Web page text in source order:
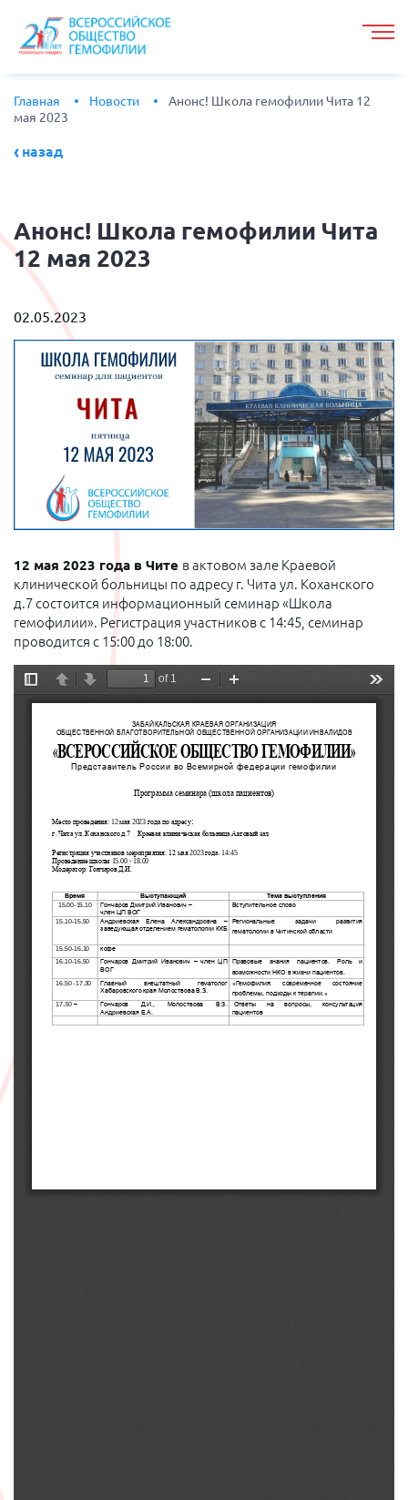
Главная Новости
Анонс! Школа гемофилии Чита 12
мая 2023
назад
Анонс! Школа гемофилии Чита
12 мая 2023
02.05.2023
12 мая 2023 года в Чите в актовом зале Краевой
клинической больницы по адресу г. Чита ул. Коханского
д.7 состоится информационный семинар «Школа
гемофилии». Регистрация участников с 14:45, семинар
проводится с 15:00 до 18:00.